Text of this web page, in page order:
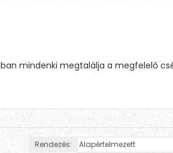
mindenki megtalálja a megfelelő
Rendezés: